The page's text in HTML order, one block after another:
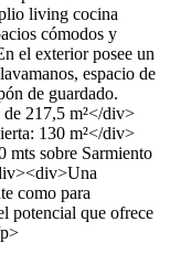
living cocina
cómodos y
el exterior posee un
espacio de
de guardado.
217,5 m²</div>
130 m²</div>
sobre Sarmiento
como para
potencial que ofrece